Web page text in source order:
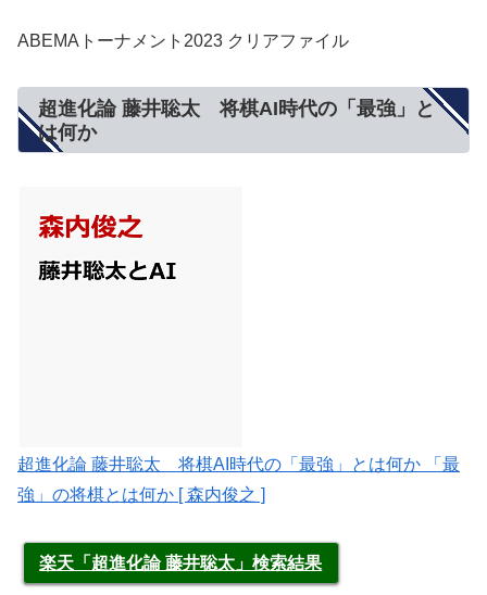
ABEMAトーナメント2023 クリアファイル
超進化論 藤井聡太 将棋AI時代の「最強」と
は何か
超進化論 藤井聡太 将棋AI時代の「最強」とは何か 「最
強」の将棋とは何か [ 森内俊之 ]
楽天「超進化論 藤井聡太」検索結果